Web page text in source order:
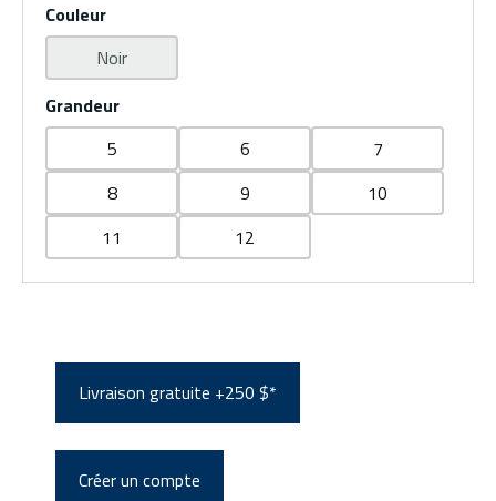
Couleur
Noir
Grandeur
5
6
7
8
9
10
11
12
Livraison gratuite +250 $*
Créer un compte